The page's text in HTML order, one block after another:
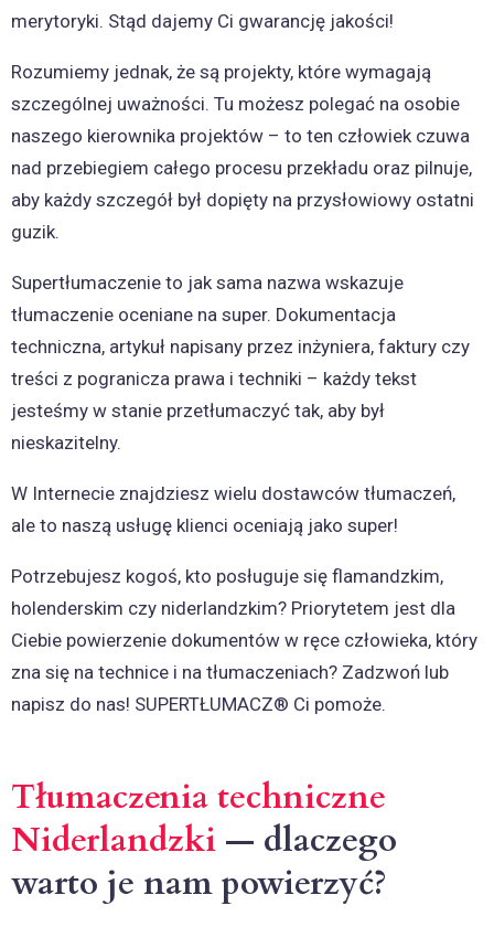
merytoryki. Stąd dajemy Ci gwarancję jakości!
Rozumiemy jednak, że są projekty, które wymagają
szczególnej uważności. Tu możesz polegać na osobie
naszego kierownika projektów – to ten człowiek czuwa
nad przebiegiem całego procesu przekładu oraz pilnuje,
aby każdy szczegół był dopięty na przysłowiowy ostatni
guzik.
Supertłumaczenie to jak sama nazwa wskazuje
tłumaczenie oceniane na super. Dokumentacja
techniczna, artykuł napisany przez inżyniera, faktury czy
treści z pogranicza prawa i techniki – każdy tekst
jesteśmy w stanie przetłumaczyć tak, aby był
nieskazitelny.
W Internecie znajdziesz wielu dostawców tłumaczeń,
ale to naszą usługę klienci oceniają jako super!
Potrzebujesz kogoś, kto posługuje się flamandzkim,
holenderskim czy niderlandzkim? Priorytetem jest dla
Ciebie powierzenie dokumentów w ręce człowieka, który
zna się na technice i na tłumaczeniach? Zadzwoń lub
napisz do nas! SUPERTŁUMACZ® Ci pomoże.
Tłumaczenia techniczne
Niderlandzki — dlaczego
warto je nam powierzyć?